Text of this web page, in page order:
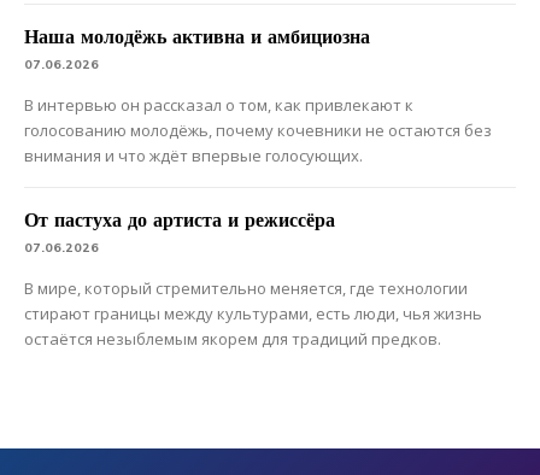
Наша молодёжь активна и амбициозна
07.06.2026
В интервью он рассказал о том, как привлекают к
голосованию молодёжь, почему кочевники не остаются без
внимания и что ждёт впервые голосующих.
От пастуха до артиста и режиссёра
07.06.2026
В мире, который стремительно меняется, где технологии
стирают границы между культурами, есть люди, чья жизнь
остаётся незыблемым якорем для традиций предков.